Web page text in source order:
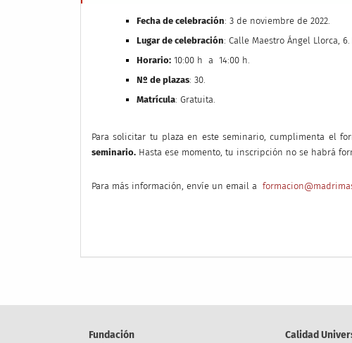
Fecha de celebración: 3 de noviembre de 2022.
Lugar de celebración: Calle Maestro Ángel Llorca,
Horario: 10:00 h a 14:00 h.
Nº de plazas: 30.
Matrícula: Gratuita.
Para solicitar tu plaza en este seminario, cumplimenta el
seminario. Hasta ese momento, tu inscripción no se habrá
Para más información, envíe un email a
Fundación
Calidad